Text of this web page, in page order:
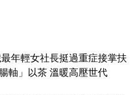
年輕女社長挺過重症接掌扶
軸」以茶 溫暖高壓世代